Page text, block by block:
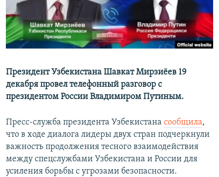
Президент Узбекистана Шавкат Мирзиёев 19
декабря провел телефонный разговор с
президентом России Владимиром Путиным.
Пресс-служба президента Узбекистана сообщила,
что в ходе диалога лидеры двух стран подчеркнули
важность продолжения тесного взаимодействия
между спецслужбами Узбекистана и России для
усиления борьбы с угрозами безопасности.